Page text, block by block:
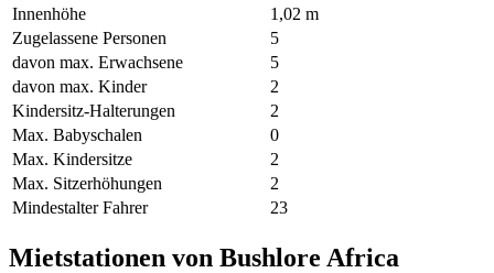
Innenhöhe
1,02 m
Zugelassene Personen
5
davon max. Erwachsene
5
davon max. Kinder
2
Kindersitz-Halterungen
2
Max. Babyschalen
0
Max. Kindersitze
2
Max. Sitzerhöhungen
2
Mindestalter Fahrer
23
Mietstationen von Bushlore Africa